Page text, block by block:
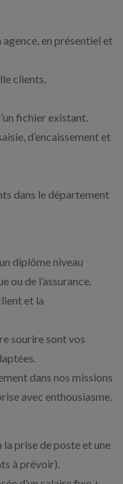
en présentiel et
clients,
fichier existant.
d’encaissement et
dans le département
diplôme niveau
ou de l’assurance.
et la
sourire sont vos
dans nos missions
avec enthousiasme.
prise de poste et une
à prévoir).